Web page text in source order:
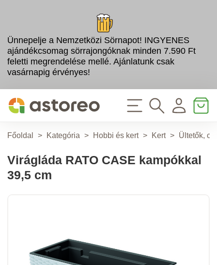
Ünnepelje a Nemzetközi Sörnapot! INGYENES
ajándékcsomag sörrajongóknak minden 7.590 Ft
feletti megrendelése mellé. Ajánlatunk csak
vasárnapig érvényes!
Főoldal > Kategória > Hobbi és kert > Kert > Ültetők,
Virágláda RATO CASE kampókkal
39,5 cm